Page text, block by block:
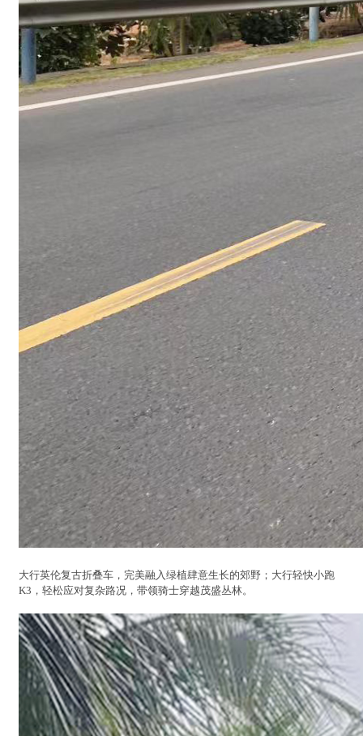
大行英伦复古折叠车，完美融入绿植肆意生长的郊野；大行轻快小跑
K3，轻松应对复杂路况，带领骑士穿越茂盛丛林。